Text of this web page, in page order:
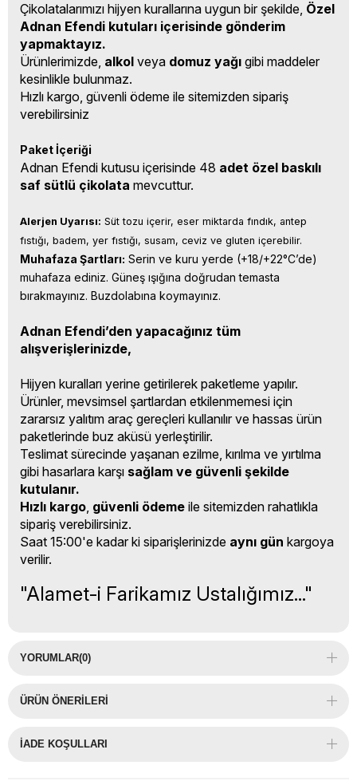
Çikolatalarımızı hijyen kurallarına uygun bir şekilde, Özel
Adnan Efendi kutuları içerisinde gönderim
yapmaktayız.
Ürünlerimizde, alkol veya domuz yağı gibi maddeler
kesinlikle bulunmaz.
Hızlı kargo, güvenli ödeme ile sitemizden sipariş
verebilirsiniz
Paket İçeriği
Adnan Efendi kutusu içerisinde 48 adet özel baskılı
saf sütlü çikolata mevcuttur.
Alerjen Uyarısı: Süt tozu içerir, eser miktarda fındık, antep
fıstığı, badem, yer fıstığı, susam, ceviz ve gluten içerebilir.
Muhafaza Şartları: Serin ve kuru yerde (+18/+22°C’de)
muhafaza ediniz. Güneş ışığına doğrudan temasta
bırakmayınız. Buzdolabına koymayınız.
Adnan Efendi’den yapacağınız tüm
alışverişlerinizde,
Hijyen kuralları yerine getirilerek paketleme yapılır.
Ürünler, mevsimsel şartlardan etkilenmemesi için
zararsız yalıtım araç gereçleri kullanılır ve hassas ürün
paketlerinde buz aküsü yerleştirilir.
Teslimat sürecinde yaşanan ezilme, kırılma ve yırtılma
gibi hasarlara karşı sağlam ve güvenli şekilde
kutulanır.
Hızlı kargo, güvenli ödeme ile sitemizden rahatlıkla
sipariş verebilirsiniz.
Saat 15:00'e kadar ki siparişlerinizde aynı gün kargoya
verilir.
"Alamet-i Farikamız Ustalığımız..."
YORUMLAR(0)
ÜRÜN ÖNERILERI
İADE KOŞULLARI